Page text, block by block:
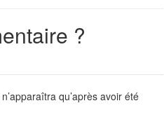
?
qu’après avoir été